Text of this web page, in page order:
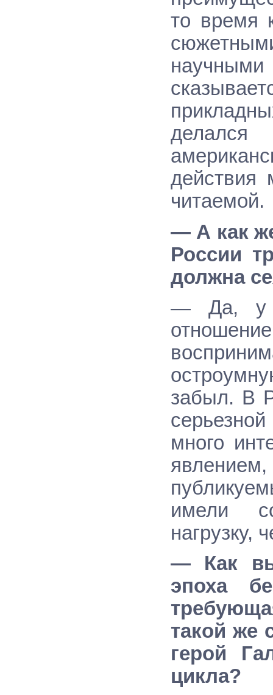
то время
действия
читаемой.
— А как
России
должна
— Да, у
забыл. В
много
имели
нагрузку,
— Как
эпоха
такой же
герой
цикла?